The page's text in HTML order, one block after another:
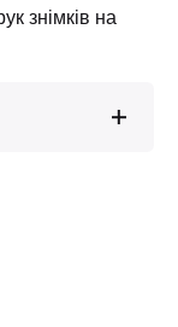
знімків на